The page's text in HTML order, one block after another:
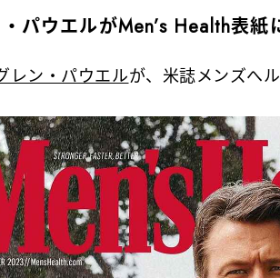
パウエルがMen’s Health表紙
レン・パウエルが、米誌メンズへ